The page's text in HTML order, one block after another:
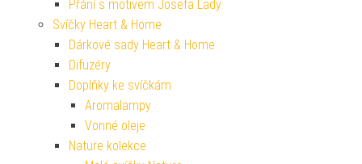
Přání s motivem Josefa Lady
Svíčky Heart & Home
Dárkové sady Heart & Home
Difuzéry
Doplňky ke svíčkám
Aromalampy
Vonné oleje
Nature kolekce